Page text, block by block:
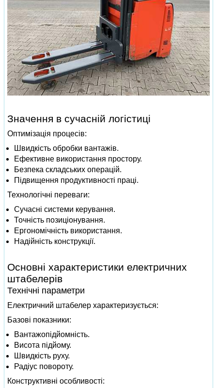
Значення в сучасній логістиці
Оптимізація процесів:
Швидкість обробки вантажів.
Ефективне використання простору.
Безпека складських операцій.
Підвищення продуктивності праці.
Технологічні переваги:
Сучасні системи керування.
Точність позиціонування.
Ергономічність використання.
Надійність конструкції.
Основні характеристики електричних
штабелерів
Технічні параметри
Електричний штабелер характеризується:
Базові показники:
Вантажопідйомність.
Висота підйому.
Швидкість руху.
Радіус повороту.
Конструктивні особливості: